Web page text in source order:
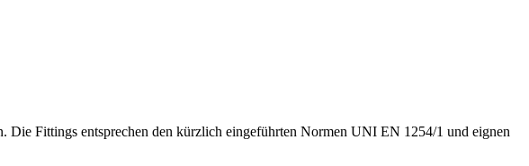
Die Fittings entsprechen den kürzlich eingeführten Normen UNI EN 1254/1 und eignen